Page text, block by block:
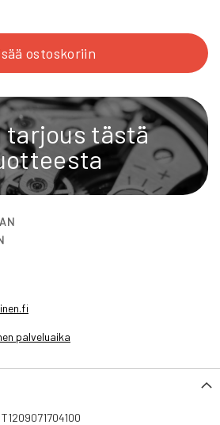
ostoskoriin
tarjous tästä
palveluaika
T1209071704100